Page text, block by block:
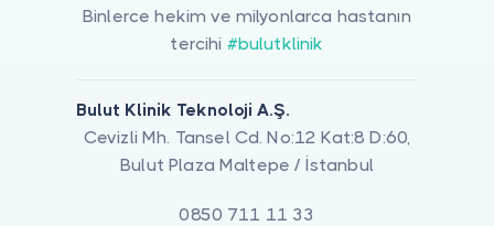
Binlerce hekim ve milyonlarca hastanın
tercihi #bulutklinik
Bulut Klinik Teknoloji A.Ş.
Cevizli Mh. Tansel Cd. No:12 Kat:8 D:60,
Bulut Plaza Maltepe / İstanbul
0850 711 11 33